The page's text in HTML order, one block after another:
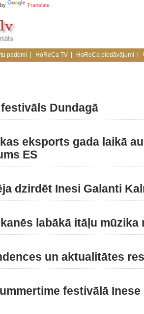
Translate
padomi HoReCa TV HoReCa piedāvājumi
Dundagā
eksports gada laikā
ES
dzirdēt Inesi Galanti
labākā itāļu mūzika
un aktualitātes
festivālā